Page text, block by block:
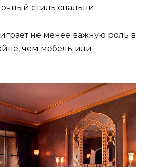
стиль спальни
не менее важную роль в
чем мебель или